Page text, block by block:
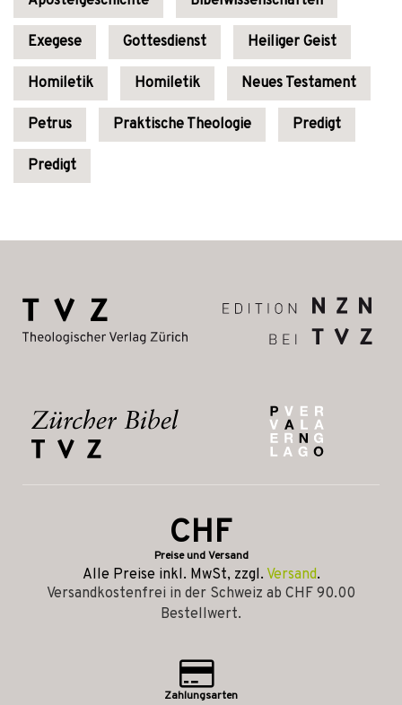
Exegese Gottesdienst Heiliger Geist
Homiletik Homiletik Neues Testament
Petrus Praktische Theologie Predigt
Predigt
CHF
Preise und Versand
Alle Preise inkl. MwSt, zzgl. Versand.
Versandkostenfrei in der Schweiz ab CHF 90.00
Bestellwert.
Zahlungsarten